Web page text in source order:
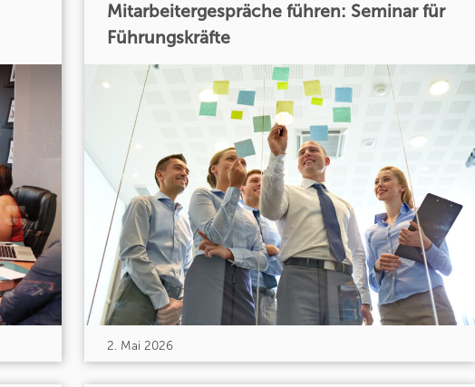
Mitarbeitergespräche führen: Seminar für
Führungskräfte
2. Mai 2026